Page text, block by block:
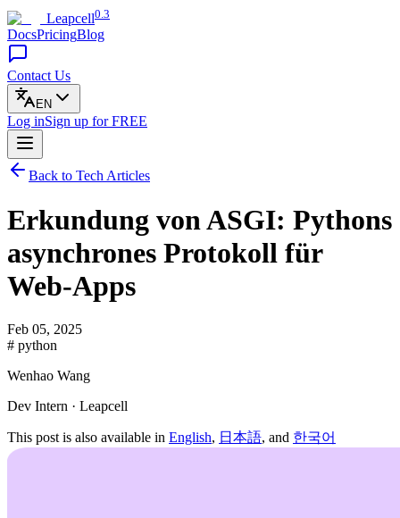
Leapcell0.3
DocsPricingBlog
Contact Us
EN
Log inSign up for FREE
Back to Tech Articles
Erkundung von ASGI: Pythons
asynchrones Protokoll für
Web-Apps
Feb 05, 2025
# python
Wenhao Wang
Dev Intern · Leapcell
This post is also available in English, 日本語, and 한국어